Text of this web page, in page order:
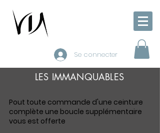
Se connecter
LES IMMANQUABLES
Pout toute commande d'une ceinture
complète une boucle supplémentaire
vous est offerte